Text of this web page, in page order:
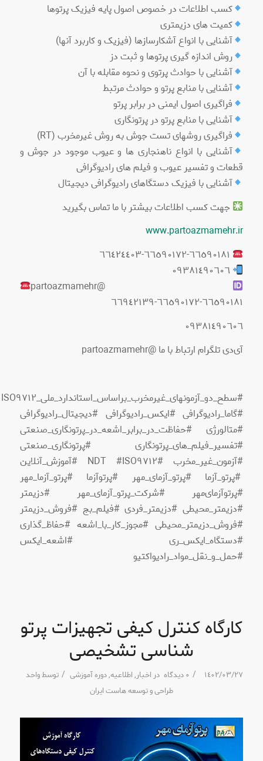
کسب اطلاعات در خصوص اصول پایه فیزیک پرتوها
کمیت های دزیمتری
آشنایی با انواع آشکارسازها (فیزیک و کاربرد آنها)
روش اندازه گیری پرتوها و ثبت دز
آشنایی با حوادث پرتوی و نحوه مقابله با آن
آشنایی با منابع پرتو و حوادث مرتبط
فراگیری اصول ایمنی در برابر پرتو
آشنایی با منابع پرتو در پرتونگاری
فراگیری روشهای تست جوش به روش غیرمخرب (RT)
آشنایی با انواع ناهنجاری ها و عیوب موجود در جوش و
قطعات و تفسیر عیوب و فیلم های رادیوگرافی
آشنایی با فیزیک دستگاهای رادیوگرافی دیجیتال
جهت کسب اطلاعات بیشتر با ما تماس بگیرید
www.partoazmamehr.ir
@partoazmamehr
٦٦٥٩٠١٨١-٦٦٥٩٠١٧٢-٦٦٩٤٢١٣٩
٠٩٣٨١٤٩٠٦٠٦
آی‌دی تلگرام ارتباط با ما @partoazmamehr
#سطح_دو_آزمونهای_غیرمخرب_براساس_استاندارد_ملی_ISO٩٧١٢
#گاما_رادیوگرافی #ایکس_رادیوگرافی #دیجیتال_رادیوگرافی
#متالورژی #حفاظت_در_برابر_اشعه_در_پرتونگاری_صنعتی
#تفسیر_فیلم_های_پرتونگاری #پرتونگاری_صنعتی
#آزمون_غیر_مخرب #NDT #ISO٩٧١٢ #آموزش_آنلاین
#پرتو_آزما #پرتو_آزمای_مهر #پرتوآزما #پرتو_آزما_مهر
#پرتو‌آزمای‌مهر #شرکت_پرتو_آزمای_مهر #دزیمتر
#دزیمتر_محیطی #دزیمتر_فردی #فیلم_بج #فروش_دزیمتر
#فروش_دزیمتر_محیطی #مجوز_کار_با_اشعه #حفاظ_گذاری
#دستگاه_ایکس_ری #اشعه_ایکس
#حمل_و_نقل_مواد_رادیواکتیو
کارگاه کنترل کیفی تجهیزات پرتو
شناسی تشخیصی
١٤٠٢/٠٣/٢٧ / ٠ دیدگاه دراخبار,اطلاعیه,دوره آموزشی / توسطواحد
طراحی و توسعه هاست ایران